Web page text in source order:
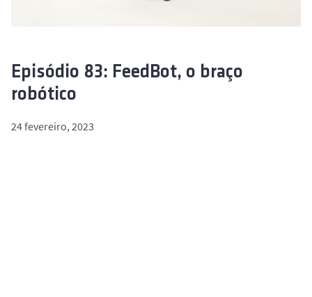
Episódio 83: FeedBot, o braço
robótico
24 fevereiro, 2023